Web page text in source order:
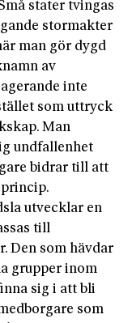
stater tvingas
stormakter
man gör dygd
av
inte
som uttryck
Man
undfallenhet
bidrar till att
utvecklar en
till
Den som hävdar
grupper inom
sig i att bli
som